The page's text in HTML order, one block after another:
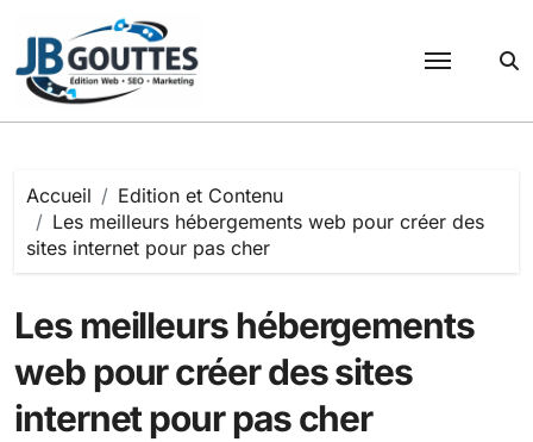
contenu
Accueil
Edition et Contenu
Les meilleurs hébergements web pour créer des
sites internet pour pas cher
Les meilleurs hébergements
web pour créer des sites
internet pour pas cher